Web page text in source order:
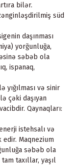
bilər.
süd
daşınması
yorğunluğa,
səbəb ola
ispanaq,
yığılması və sinir
çəki daşıyan
Qaynaqları:
istehsalı və
Maqnezium
səbəb ola
taxıllar, yaşıl